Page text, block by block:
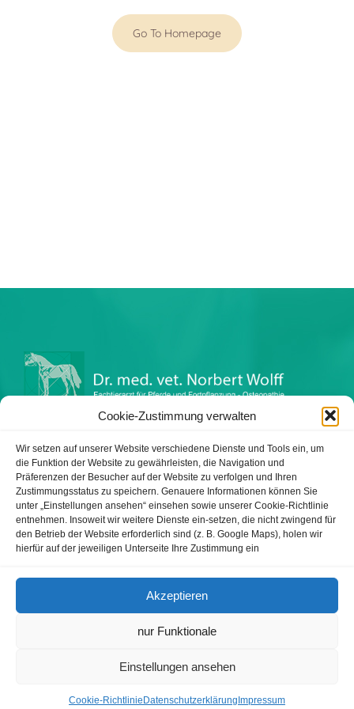
Cookie-Zustimmung verwalten
Wir setzen auf unserer Website verschiedene Dienste und Tools ein, um
die Funktion der Website zu gewährleisten, die Navigation und
Präferenzen der Besucher auf der Website zu verfolgen und Ihren
Zustimmungsstatus zu speichern. Genauere Informationen können Sie
unter „Einstellungen ansehen“ einsehen sowie unserer Cookie-Richtlinie
entnehmen. Insoweit wir weitere Dienste ein-setzen, die nicht zwingend für
den Betrieb der Website erforderlich sind (z. B. Google Maps), holen wir
hierfür auf der jeweiligen Unterseite Ihre Zustimmung ein
Akzeptieren
nur Funktionale
Einstellungen ansehen
Cookie-Richtlinie Datenschutzerklärung Impressum
Go To Homepage
Impressum Datenschutzerklärung
Tierärztliche Praxis Wolff
Warnbergstr. 1
81479 München
Telefax: 089 74 44 30 73
Internet: www.pferdepraxis-wolff.de